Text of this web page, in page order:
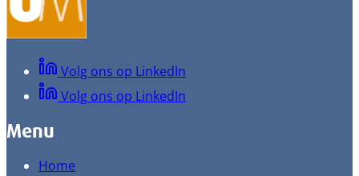
Volg ons op LinkedIn
Volg ons op LinkedIn
Menu
Home